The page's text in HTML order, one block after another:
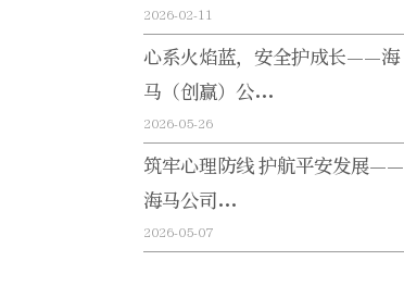
2026-02-11
心系火焰蓝，安全护成长——海
马（创赢）公...
2026-05-26
筑牢心理防线 护航平安发展——
海马公司...
2026-05-07